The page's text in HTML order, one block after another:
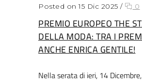
Posted on 15 Dic 2025 / 0
PREMIO EUROPEO THE
DELLA MODA: TRA I
ANCHE ENRICA GENTILE!
Nella serata di ieri, 14